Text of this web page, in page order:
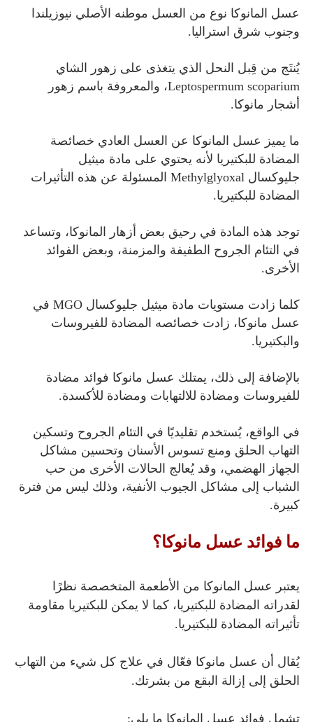
عسل المانوكا نوع من العسل موطنه الأصلي نيوزيلندا
وجنوب شرق استراليا.
يُنتَج من قِبل النحل الذي يتغذى على زهور الشاي
Leptospermum scoparium، والمعروفة باسم زهور
أشجار مانوكا.
ما يميز عسل المانوكا عن العسل العادي خصائصة
المضادة للبكتيريا لأنه يحتوي على مادة ميثيل
جليوكسال Methylglyoxal المسئولة عن هذه التأثيرات
المضادة للبكتيريا.
توجد هذه المادة في رحيق بعض أزهار المانوكا، وتساعد
في التئام الجروح الطفيفة والمزمنة، وبعض الفوائد
الأخرى.
كلما زادت مستويات مادة ميثيل جليوكسال MGO في
عسل مانوكا، زادت خصائصه المضادة للفيروسات
والبكتيريا.
بالإضافة إلى ذلك، يمتلك عسل مانوكا فوائد مضادة
للفيروسات ومضادة للالتهابات ومضادة للأكسدة.
في الواقع، يُستخدم تقليديًا في التئام الجروح وتسكين
التهاب الحلق ومنع تسوس الأسنان وتحسين مشاكل
الجهاز الهضمي، وقد يُعالج الحالات الأخرى من حب
الشباب إلى مشاكل الجيوب الأنفية، وذلك ليس من فترة
كبيرة.
ما فوائد عسل مانوكا؟
يعتبر عسل المانوكا من الأطعمة المتخصصة نظرًا
لقدراته المضادة للبكتيريا، كما لا يمكن للبكتيريا مقاومة
تأثيراته المضادة للبكتيريا.
يُقال أن عسل مانوكا فعّال في علاج كل شيء من التهاب
الحلق إلى إزالة البقع من بشرتك.
تشمل فوائد عسل المانوكا ما يلي: